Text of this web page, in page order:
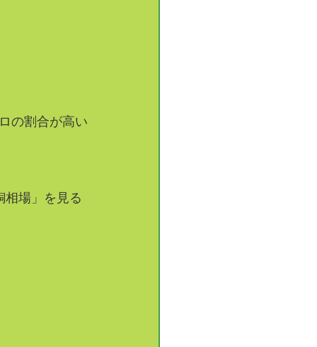
の割合が高い
相場」を見る